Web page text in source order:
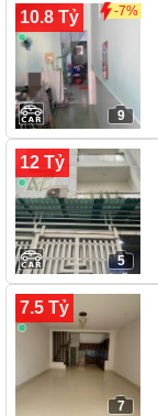
10.8 Tỷ -7%
9
12 Tỷ
5
7.5 Tỷ
7